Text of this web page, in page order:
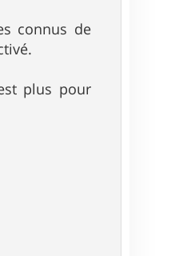
connus de
plus pour